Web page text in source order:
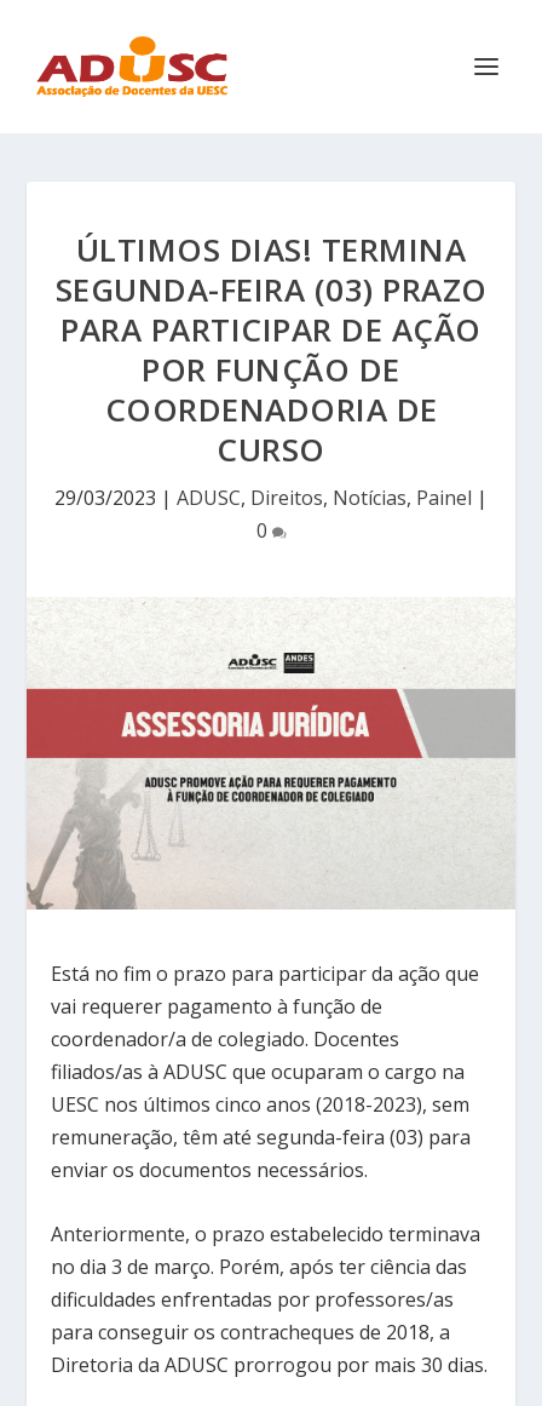
ÚLTIMOS DIAS! TERMINA
SEGUNDA-FEIRA (03) PRAZO
PARA PARTICIPAR DE AÇÃO
POR FUNÇÃO DE
COORDENADORIA DE
CURSO
29/03/2023 | ADUSC, Direitos, Notícias, Painel |
0
Está no fim o prazo para participar da ação que
vai requerer pagamento à função de
coordenador/a de colegiado. Docentes
filiados/as à ADUSC que ocuparam o cargo na
UESC nos últimos cinco anos (2018-2023), sem
remuneração, têm até segunda-feira (03) para
enviar os documentos necessários.
Anteriormente, o prazo estabelecido terminava
no dia 3 de março. Porém, após ter ciência das
dificuldades enfrentadas por professores/as
para conseguir os contracheques de 2018, a
Diretoria da ADUSC prorrogou por mais 30 dias.